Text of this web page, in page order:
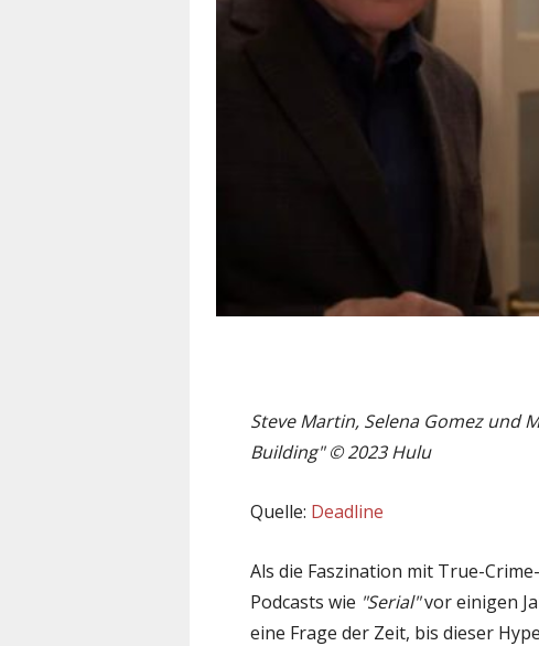
Steve Martin, Selena Gomez und
Building" © 2023 Hulu
Quelle: Deadline
Als die Faszination mit True-
Podcasts wie "Serial"vor einigen
eine Frage der Zeit, bis dieser